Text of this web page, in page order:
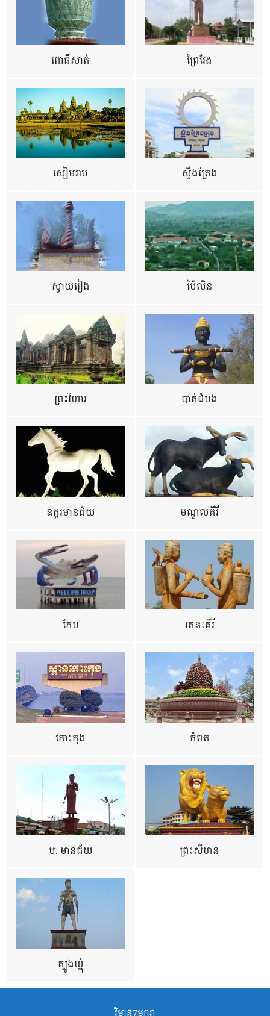
ពោធិ៍សាត់ ព្រៃវែង
សៀមរាប ស្ទឹងត្រែង
ស្វាយរៀង ប៉ៃលិន
ព្រះវិហារ បាត់ដំបង
ឧត្ដរមានជ័យ មណ្ឌលគីរី
កែប រតនៈគីរី
កោះកុង កំពត
ប. មានជ័យ ព្រះសីហនុ
ត្បូងឃ្មុំ